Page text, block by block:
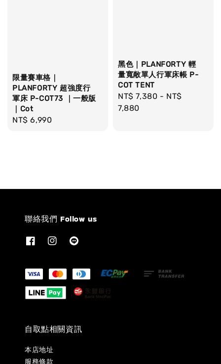
限量賽車格｜
PLANFORTY 超強度行
軍床 P-COT73 ｜一般版
｜Cot
Regular
NT$ 6,990
黑色｜PLANFORTY 輕
量寬敞單人行軍床帳 P-
COT TENT
Regular
price
NT$ 7,380 - NT$
7,880
聯絡我們 Follow us
自取點相關資訊
本店地址
服務條款